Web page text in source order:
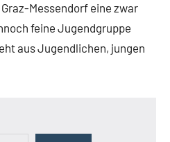
Messendorf eine zwar
feine Jugendgruppe
aus Jugendlichen, jungen